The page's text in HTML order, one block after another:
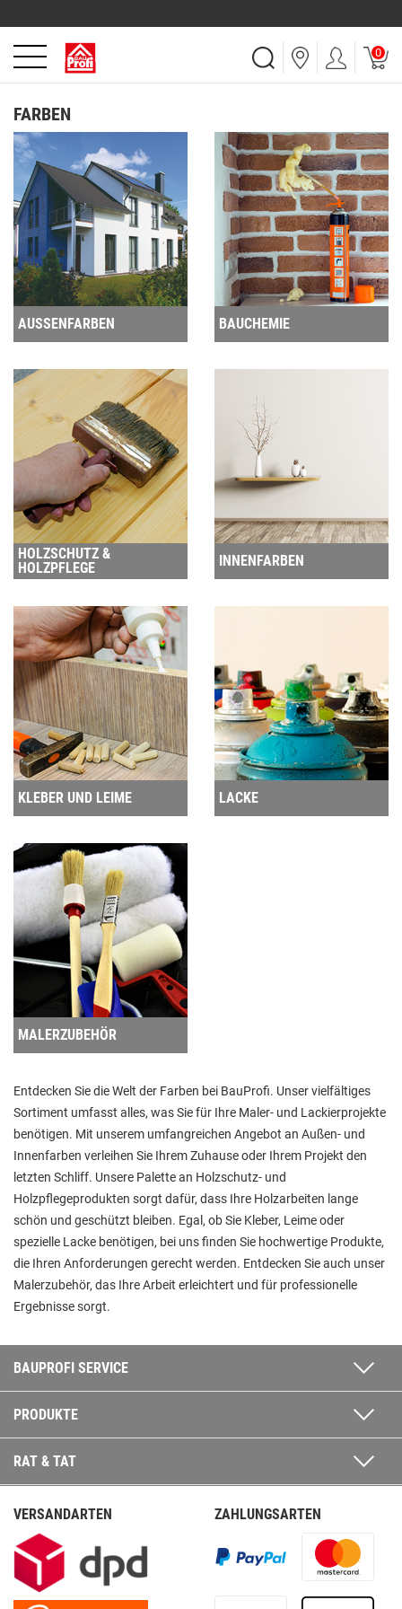
0
FARBEN
AUSSENFARBEN BAUCHEMIE
HOLZSCHUTZ &
HOLZPFLEGE
INNENFARBEN
KLEBER UND LEIME LACKE
MALERZUBEHÖR
Entdecken Sie die Welt der Farben bei BauProfi. Unser vielfältiges
Sortiment umfasst alles, was Sie für Ihre Maler- und Lackierprojekte
benötigen. Mit unserem umfangreichen Angebot an Außen- und
Innenfarben verleihen Sie Ihrem Zuhause oder Ihrem Projekt den
letzten Schliff. Unsere Palette an Holzschutz- und
Holzpflegeprodukten sorgt dafür, dass Ihre Holzarbeiten lange
schön und geschützt bleiben. Egal, ob Sie Kleber, Leime oder
spezielle Lacke benötigen, bei uns finden Sie hochwertige Produkte,
die Ihren Anforderungen gerecht werden. Entdecken Sie auch unser
Malerzubehör, das Ihre Arbeit erleichtert und für professionelle
Ergebnisse sorgt.
BAUPROFI SERVICE
PRODUKTE
RAT & TAT
VERSANDARTEN ZAHLUNGSARTEN